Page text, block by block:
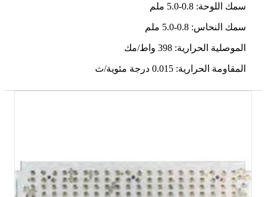
سمك اللوحة: 0.8-5.0 ملم
سمك النحاس: 0.8-5.0 ملم
الموصلية الحرارية: 398 واط/مك
المقاومة الحرارية: 0.015 درجة مئوية/ث